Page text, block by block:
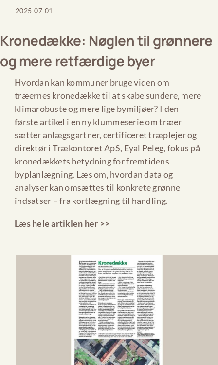
2025-07-01
Kronedække: Nøglen til grønnere
og mere retfærdige byer
Hvordan kan kommuner bruge viden om
træernes kronedække til at skabe sundere, mere
klimarobuste og mere lige bymiljøer? I den
første artikel i en ny klummeserie om træer
sætter anlægsgartner, certificeret træplejer og
direktør i Trækontoret ApS, Eyal Peleg, fokus på
kronedækkets betydning for fremtidens
byplanlægning. Læs om, hvordan data og
analyser kan omsættes til konkrete grønne
indsatser – fra kortlægning til handling.
Læs hele artiklen her >>